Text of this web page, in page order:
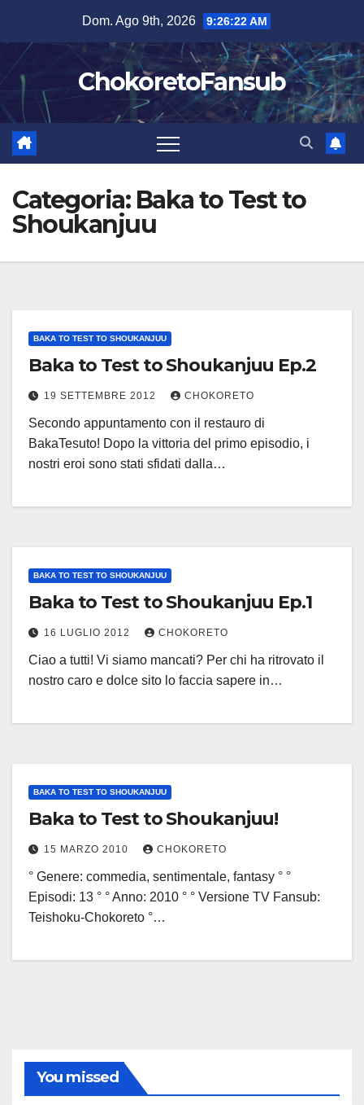
contenuto
Dom. Ago 9th, 2026 9:26:22 AM
ChokoretoFansub
Categoria: Baka to Test to
Shoukanjuu
BAKA TO TEST TO SHOUKANJUU
Baka to Test to Shoukanjuu Ep.2
19 SETTEMBRE 2012 CHOKORETO
Secondo appuntamento con il restauro di
BakaTesuto! Dopo la vittoria del primo episodio, i
nostri eroi sono stati sfidati dalla…
BAKA TO TEST TO SHOUKANJUU
Baka to Test to Shoukanjuu Ep.1
16 LUGLIO 2012 CHOKORETO
Ciao a tutti! Vi siamo mancati? Per chi ha ritrovato il
nostro caro e dolce sito lo faccia sapere in…
BAKA TO TEST TO SHOUKANJUU
Baka to Test to Shoukanjuu!
15 MARZO 2010 CHOKORETO
° Genere: commedia, sentimentale, fantasy ° °
Episodi: 13 ° ° Anno: 2010 ° ° Versione TV Fansub:
Teishoku-Chokoreto °…
You missed